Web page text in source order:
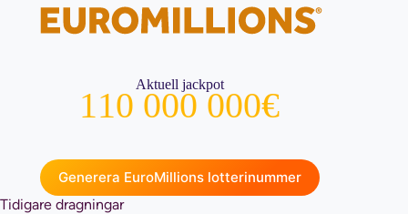
Aktuell jackpot
110 000 000€
Generera EuroMillions lotterinummer
Tidigare dragningar